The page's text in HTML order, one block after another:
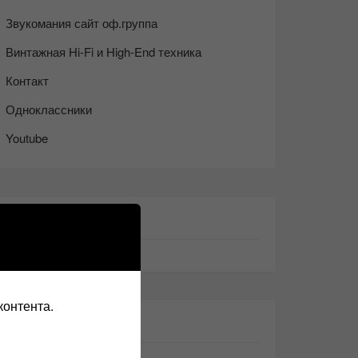
Звукомания сайт оф.группа
Винтажная Hi-Fi и High-End техника
Контакт
Одноклассники
Youtube